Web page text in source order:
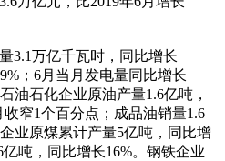
3.1万亿千瓦时，同比增长
；6月当月发电量同比增长
油石化企业原油产量1.6亿吨，
收窄1个百分点；成品油销量1.6
业原煤累计产量5亿吨，同比增
吨，同比增长16%。钢铁企业